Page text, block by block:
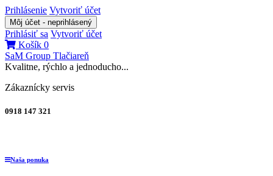
Prihlásenie Vytvoriť účet
Môj účet - neprihlásený
Prihlásiť sa Vytvoriť účet
Košík 0
SaM Group Tlačiareň
Kvalitne, rýchlo a jednoducho...
Zákaznícky servis
0918 147 321
Naša ponuka